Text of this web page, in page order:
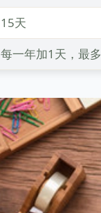
15天
每一年加1天，最